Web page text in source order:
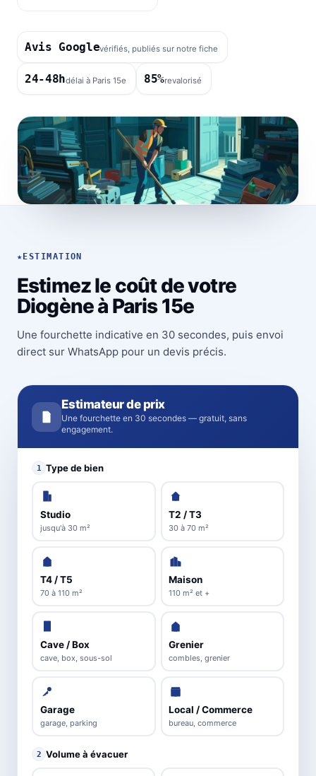
Avis Googlevérifiés, publiés sur notre fiche
24-48hdélai à Paris 15e 85%revalorisé
★ ESTIMATION
Estimez le coût de votre
Diogène à Paris 15e
Une fourchette indicative en 30 secondes, puis envoi
direct sur WhatsApp pour un devis précis.
Estimateur de prix
Une fourchette en 30 secondes — gratuit, sans
engagement.
1 Type de bien
Studio
jusqu'à 30 m²
T2 / T3
30 à 70 m²
T4 / T5
70 à 110 m²
Maison
110 m² et +
Cave / Box
cave, box, sous-sol
Grenier
combles, grenier
Garage
garage, parking
Local / Commerce
bureau, commerce
2 Volume à évacuer